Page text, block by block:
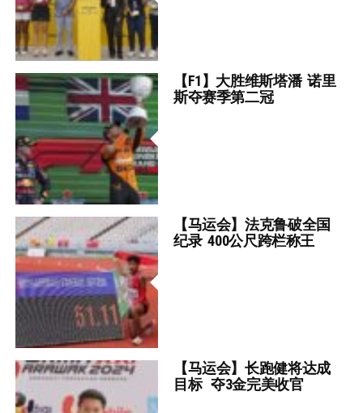
【F1】大胜维斯塔潘 诺里
斯夺赛季第二冠
【马运会】法克鲁破全国
纪录 400公尺跨栏称王
【马运会】长跑健将达成
目标 夺3金完美收官